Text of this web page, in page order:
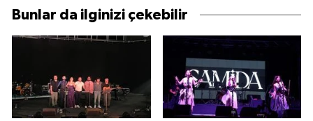
Bunlar da ilginizi çekebilir